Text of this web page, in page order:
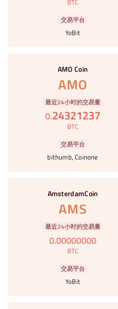
交易平台
YoBit
AMO Coin
AMO
最近24小时的交易量
0.24321237
BTC
交易平台
bithumb, Coinone
AmsterdamCoin
AMS
最近24小时的交易量
0.00000000
BTC
交易平台
YoBit